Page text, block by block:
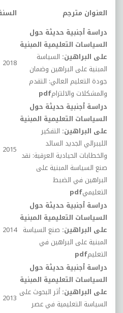
العنوان مترجم
دراسة أجنبية حديثة حول
السياسات التعليمية المبنية
على البراهين: السياسة
المبنية على البراهين وضمان
جودة التعليم العالي: التقدم
والمشكلات والالتزامpdf
2018
دراسة أجنبية حديثة حول
السياسات التعليمية المبنية
على البراهين: التفكير
الليبرالي الجديد السائد
والخطابات الحيادية العرقية: نقد
صنع السياسة المبنية على
البراهين في الضبط
التعليميpdf
2015
دراسة أجنبية حديثة حول
السياسات التعليمية المبنية
على البراهين: صنع السياسة
المبنية على البراهين في
التعليمpdf
2014
دراسة أجنبية حديثة حول
السياسات التعليمية المبنية
على البراهين: أثر البحوث على
السياسة التعليمية في عصر
2013